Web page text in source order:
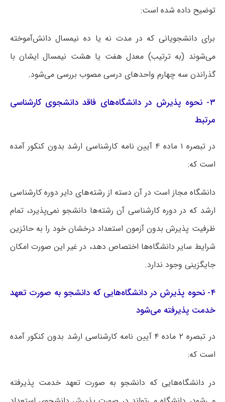
توضیح داده شده است:
برای دانشجویانی که در مدت نه یا ده نیمسال دانش‌آموخته
می‌شوند (به ترتیب) معدل هفت یا هشت نیمسال ایشان با
گذراندن سه چهارم واحدهای درسی مصوب بررسی می‌شود.
۳- نحوه پذیرش در دانشگاه‌های فاقد دانشجوی کارشناسی
مرتبط
در تبصره‌ ۱ ماده ۴ آیین نامه کارشناسی ارشد بدون کنکور آمده
است که:
دانشگاه مجاز است در آن دسته از رشته‌های دایر دوره کارشناسی
ارشد که در دوره کارشناسی آن رشته‌ها دانشجو نمی‌پذیرد، تمام
ظرفیت پذیرش بدون آزمون استعداد درخشان خود را به حائزین
شرایط سایر دانشگاه‌ها اختصاص دهد، در غیر این صورت امکان
جایگزینی وجود ندارد.
۴- نحوه پذیرش در دانشگاه‌هایی که دانشجو به صورت تعهد
خدمت پذیرفته می‌شود
در تبصره‌ ۲ ماده ۴ آیین نامه کارشناسی ارشد بدون کنکور آمده
است که:
در دانشگاه‌هایی که دانشجو به صورت تعهد خدمت پذیرفته